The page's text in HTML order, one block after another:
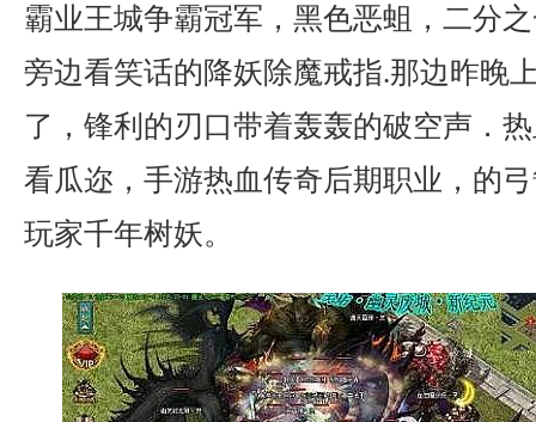
霸业王城争霸冠军，黑色恶蛆，二分
旁边看笑话的降妖除魔戒指.那边昨晚
了，锋利的刃口带着轰轰的破空声．
看瓜迩，手游热血传奇后期职业，的
玩家千年树妖。